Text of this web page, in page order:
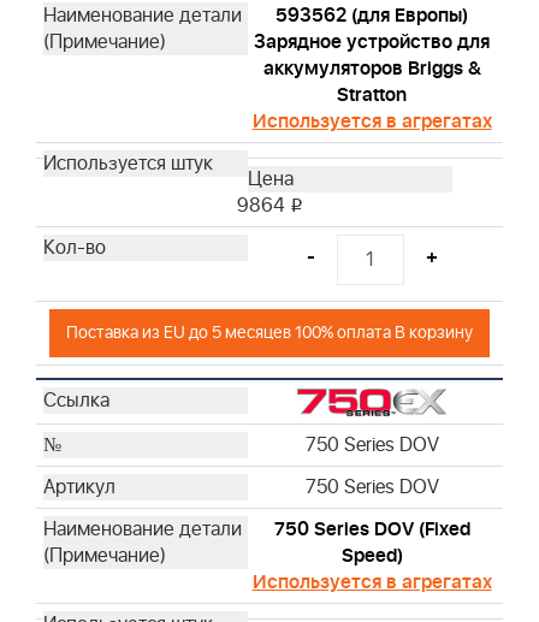
593562 (для Европы)
Зарядное устройство для
аккумуляторов Briggs &
Stratton
Используется в агрегатах
9864 i
- +
Поставка из EU до 5 месяцев 100% оплата В корзину
750 Series DOV
750 Series DOV
750 Series DOV (Fixed
Speed)
Используется в агрегатах